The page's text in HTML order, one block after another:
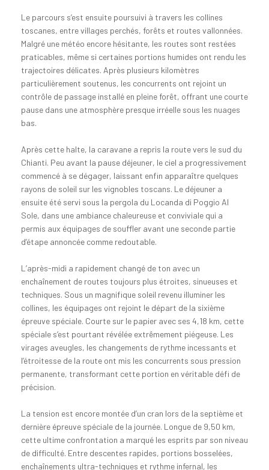
Le parcours s’est ensuite poursuivi à travers les collines
toscanes, entre villages perchés, forêts et routes vallonnées.
Malgré une météo encore hésitante, les routes sont restées
praticables, même si certaines portions humides ont rendu les
trajectoires délicates. Après plusieurs kilomètres
particulièrement soutenus, les concurrents ont rejoint un
contrôle de passage installé en pleine forêt, offrant une courte
pause dans une atmosphère presque irréelle sous les nuages
bas.
Après cette halte, la caravane a repris la route vers le sud du
Chianti. Peu avant la pause déjeuner, le ciel a progressivement
commencé à se dégager, laissant enfin apparaître quelques
rayons de soleil sur les vignobles toscans. Le déjeuner a
ensuite été servi sous la pergola du Locanda di Poggio Al
Sole, dans une ambiance chaleureuse et conviviale qui a
permis aux équipages de souffler avant une seconde partie
d’étape annoncée comme redoutable.
L’après-midi a rapidement changé de ton avec un
enchaînement de routes toujours plus étroites, sinueuses et
techniques. Sous un magnifique soleil revenu illuminer les
collines, les équipages ont rejoint le départ de la sixième
épreuve spéciale. Courte sur le papier avec ses 4,18 km, cette
spéciale s’est pourtant révélée extrêmement piégeuse. Les
virages aveugles, les changements de rythme incessants et
l’étroitesse de la route ont mis les concurrents sous pression
permanente, transformant cette portion en véritable défi de
précision.
La tension est encore montée d’un cran lors de la septième et
dernière épreuve spéciale de la journée. Longue de 9,50 km,
cette ultime confrontation a marqué les esprits par son niveau
de difficulté. Entre descentes rapides, portions bosselées,
enchaînements ultra-techniques et rythme infernal, les